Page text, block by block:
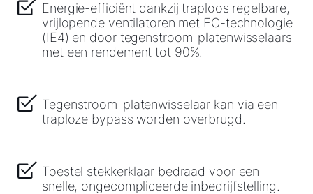
Energie-efficiënt dankzij traploos regelbare,
vrijlopende ventilatoren met EC-technologie
(IE4) en door tegenstroom-platenwisselaars
met een rendement tot 90%.
Tegenstroom-platenwisselaar kan via een
traploze bypass worden overbrugd.
Toestel stekkerklaar bedraad voor een
snelle, ongecompliceerde inbedrijfstelling.